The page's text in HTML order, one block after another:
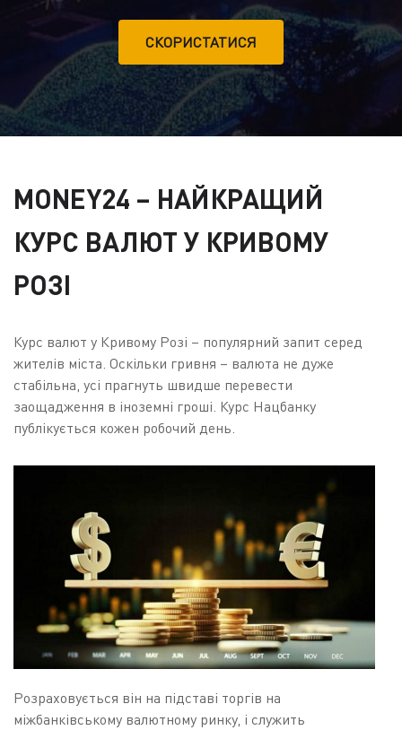
СКОРИСТАТИСЯ
MONEY24 – НАЙКРАЩИЙ
КУРС ВАЛЮТ У КРИВОМУ
РОЗІ
Курс валют у Кривому Розі – популярний запит серед
жителів міста. Оскільки гривня – валюта не дуже
стабільна, усі прагнуть швидше перевести
заощадження в іноземні гроші. Курс Нацбанку
публікується кожен робочий день.
Розраховується він на підставі торгів на
міжбанківському валютному ринку, і служить